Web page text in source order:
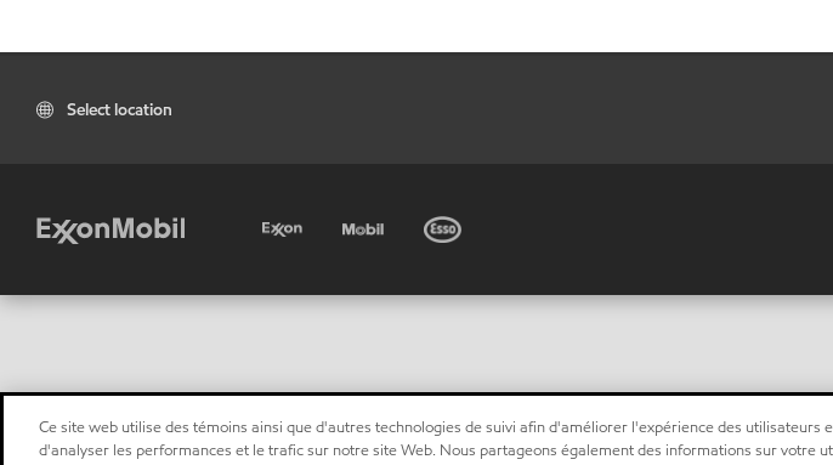
Select location
Ce site web utilise des témoins ainsi que d'autres technologies de suivi afin d'améliorer l'expérience des utilisateurs
d'analyser les performances et le trafic sur notre site Web. Nous partageons également des informations sur votre